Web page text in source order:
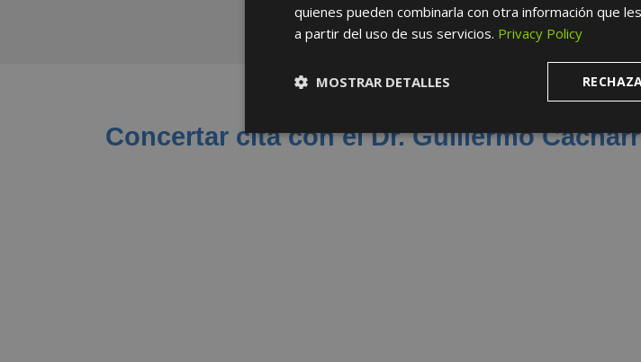
Concertar cita con el Dr. Guillermo
quienes pueden combinarla con otra información que
a partir del uso de sus servicios. Privacy Policy
MOSTRAR DETALLES